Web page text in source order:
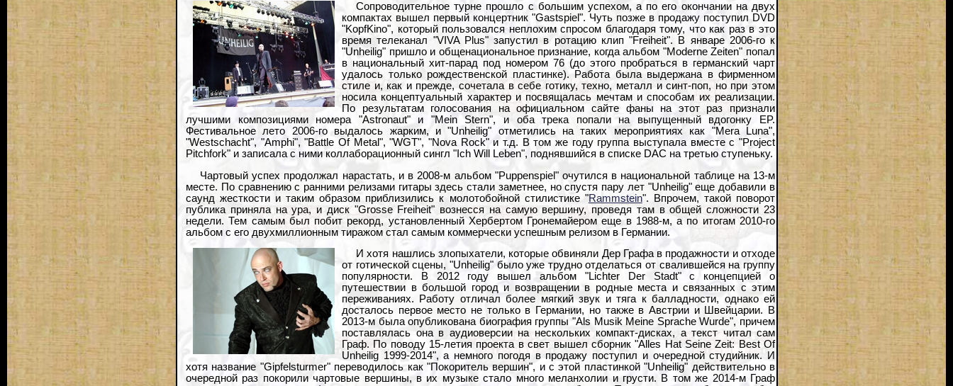
Сопроводительное турне прошло с большим успехом, а по его окончании на двух
компактах вышел первый концертник "Gastspiel". Чуть позже в продажу поступил DVD
"KopfKino", который пользовался неплохим спросом благодаря тому, что как раз в это
время телеканал "VIVA Plus" запустил в ротацию клип "Freiheit". В январе 2006-го к
"Unheilig" пришло и общенациональное признание, когда альбом "Moderne Zeiten" попал
в национальный хит-парад под номером 76 (до этого пробраться в германский чарт
удалось только рождественской пластинке). Работа была выдержана в фирменном
стиле и, как и прежде, сочетала в себе готику, техно, металл и синт-поп, но при этом
носила концептуальный характер и посвящалась мечтам и способам их реализации.
По результатам голосования на официальном сайте фаны на этот раз признали
лучшими композициями номера "Astronaut" и "Mein Stern", и оба трека попали на выпущенный вдогонку EP.
Фестивальное лето 2006-го выдалось жарким, и "Unheilig" отметились на таких мероприятиях как "Mera Luna",
"Westschacht", "Amphi", "Battle Of Metal", "WGT", "Nova Rock" и т.д. В том же году группа выступала вместе с "Project
Pitchfork" и записала с ними коллаборационный сингл "Ich Will Leben", поднявшийся в списке DAC на третью ступеньку.
Чартовый успех продолжал нарастать, и в 2008-м альбом "Puppenspiel" очутился в национальной таблице на 13-м
месте. По сравнению с ранними релизами гитары здесь стали заметнее, но спустя пару лет "Unheilig" еще добавили в
саунд жесткости и таким образом приблизились к молотобойной стилистике "Rammstein". Впрочем, такой поворот
публика приняла на ура, и диск "Grosse Freiheit" вознесся на самую вершину, проведя там в общей сложности 23
недели. Тем самым был побит рекорд, установленный Хербертом Гронемайером еще в 1988-м, а по итогам 2010-го
альбом с его двухмиллионным тиражом стал самым коммерчески успешным релизом в Германии.
И хотя нашлись злопыхатели, которые обвиняли Дер Графа в продажности и отходе
от готической сцены, "Unheilig" было уже трудно отделаться от свалившейся на группу
популярности. В 2012 году вышел альбом "Lichter Der Stadt" с концепцией о
путешествии в большой город и возвращении в родные места и связанных с этим
переживаниях. Работу отличал более мягкий звук и тяга к балладности, однако ей
досталось первое место не только в Германии, но также в Австрии и Швейцарии. В
2013-м была опубликована биография группы "Als Musik Meine Sprache Wurde", причем
поставлялась она в аудиоверсии на нескольких компакт-дисках, а текст читал сам
Граф. По поводу 15-летия проекта в свет вышел сборник "Alles Hat Seine Zeit: Best Of
Unheilig 1999-2014", а немного погодя в продажу поступил и очередной студийник. И
хотя название "Gipfelsturmer" переводилось как "Покоритель вершин", и с этой пластинкой "Unheilig" действительно в
очередной раз покорили чартовые вершины, в их музыке стало много меланхолии и грусти. В том же 2014-м Граф